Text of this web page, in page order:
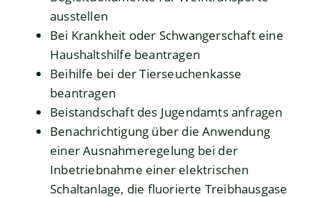
ausstellen
Bei Krankheit oder Schwangerschaft eine
Haushaltshilfe beantragen
Beihilfe bei der Tierseuchenkasse
beantragen
Beistandschaft des Jugendamts anfragen
Benachrichtigung über die Anwendung
einer Ausnahmeregelung bei der
Inbetriebnahme einer elektrischen
Schaltanlage, die fluorierte Treibhausgase